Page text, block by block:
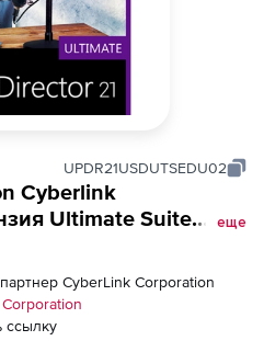
UPDR21USDUTSEDU02
Cyberlink
Ultimate Suite
еще
CyberLink Corporation
ссылку